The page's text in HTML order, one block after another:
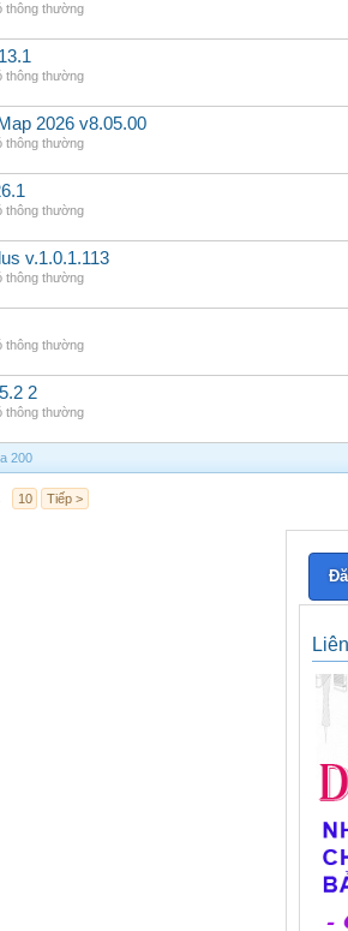
thông thường
thông thường
2026 v8.05.00
thông thường
thông thường
v.1.0.1.113
thông thường
thông thường
2
thông thường
200
10 Tiếp >